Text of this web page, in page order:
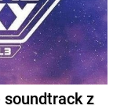
soundtrack z